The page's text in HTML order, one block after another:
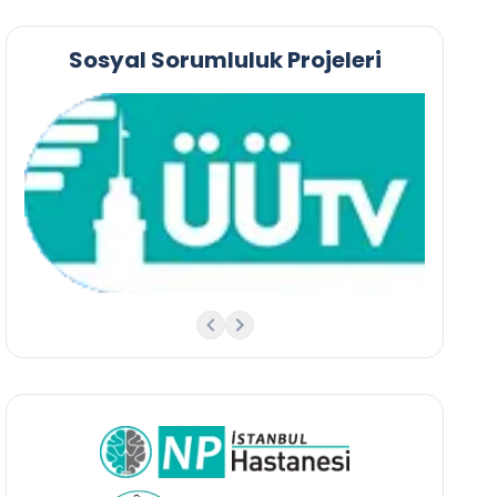
Sosyal Sorumluluk Projeleri